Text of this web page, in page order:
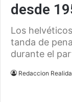
desde
Los
tanda de
durante el
Redaccion